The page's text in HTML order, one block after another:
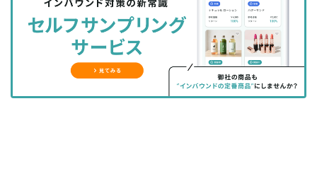
シ
ェ
る
シ
ェ
ア
す
る
ク
マ
に
購
読
す
る
録
す
る